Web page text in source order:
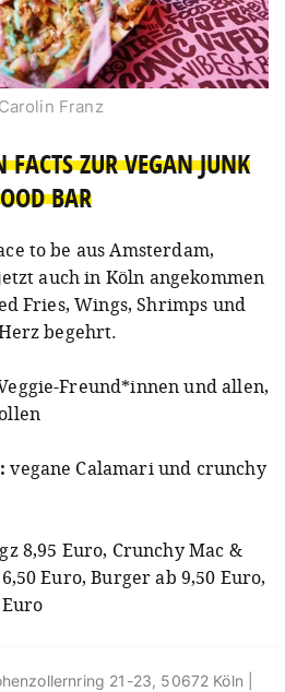
Franz
FACTS ZUR VEGAN JUNK
BAR
to be aus Amsterdam,
auch in Köln angekommen
Fries, Wings, Shrimps und
begehrt.
Freund*innen und allen,
vegane Calamari und crunchy
8,95 Euro, Crunchy Mac &
Euro, Burger ab 9,50 Euro,
21-23, 50672 Köln |